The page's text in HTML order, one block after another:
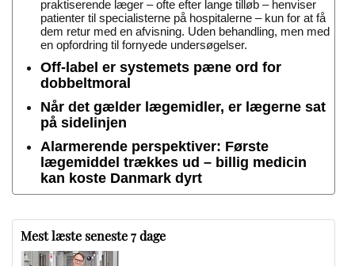
praktiserende læger – ofte efter lange tilløb – henviser
patienter til specialisterne på hospitalerne – kun for at få
dem retur med en afvisning. Uden behandling, men med
en opfordring til fornyede undersøgelser.
Off-label er systemets pæne ord for
dobbeltmoral
Når det gælder lægemidler, er lægerne sat
på sidelinjen
Alarmerende perspektiver: Første
lægemiddel trækkes ud – billig medicin
kan koste Danmark dyrt
Mest læste seneste 7 dage